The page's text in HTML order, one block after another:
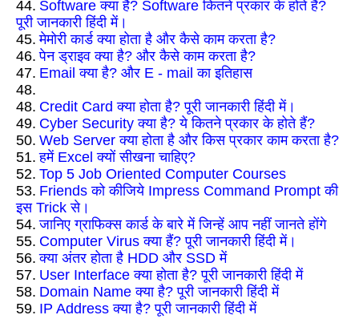
44. Software क्या है? Software कितने प्रकार के होते हैं?
पूरी जानकारी हिंदी में।
45. मेमोरी कार्ड क्या होता है और कैसे काम करता है?
46. पेन ड्राइव क्या है? और कैसे काम करता है?
47. Email क्या है? और E - mail का इतिहास
48.
48. Credit Card क्या होता है? पूरी जानकारी हिंदी में।
49. Cyber Security क्या है? ये कितने प्रकार के होते हैं?
50. Web Server क्या होता है और किस प्रकार काम करता है?
51. हमें Excel क्यों सीखना चाहिए?
52. Top 5 Job Oriented Computer Courses
53. Friends को कीजिये Impress Command Prompt की
इस Trick से।
54. जानिए ग्राफिक्स कार्ड के बारे में जिन्हें आप नहीं जानते होंगे
55. Computer Virus क्या हैं? पूरी जानकारी हिंदी में।
56. क्या अंतर होता है HDD और SSD में
57. User Interface क्या होता है? पूरी जानकारी हिंदी में
58. Domain Name क्या है? पूरी जानकारी हिंदी में
59. IP Address क्या है? पूरी जानकारी हिंदी में